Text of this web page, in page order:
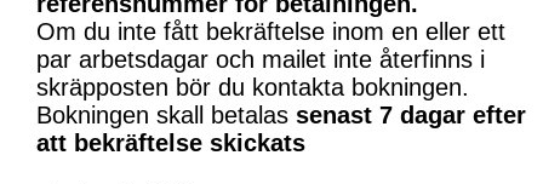
Om du inte fått bekräftelse inom en eller ett
par arbetsdagar och mailet inte återfinns i
skräpposten bör du kontakta bokningen.
Bokningen skall betalas senast 7 dagar efter
att bekräftelse skickats